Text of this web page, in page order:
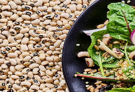
recipe
ni
bila
predložena
nobena
ocena